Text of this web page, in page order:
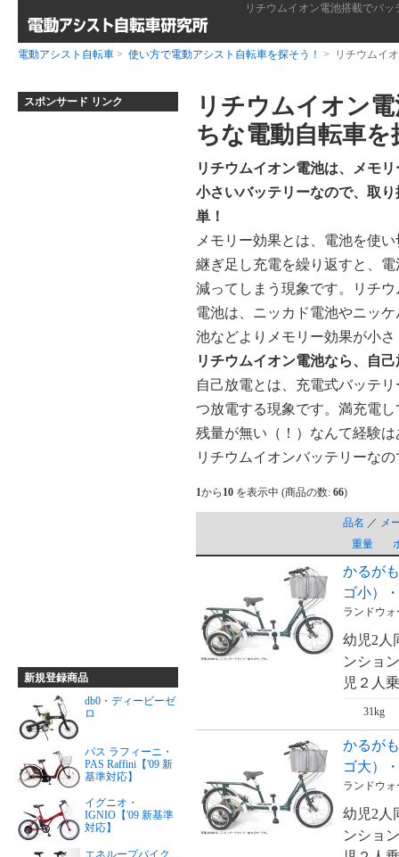
リチウムイオン電池搭載でバ
電動アシスト自転車 > 使い方で電動アシスト自転車を探そう！ > リチウムイ
スポンサード リンク
新規登録商品
db0・ディービーゼ
ロ
パス ラフィーニ・
PAS Raffini【'09 新
基準対応】
イグニオ・
IGNIO【'09 新基準
対応】
エネループバイク
リチウムイオン
ちな電動自転車を
リチウムイオン電池は、メモ
小さいバッテリーなので、取り
単！
メモリー効果とは、電池を使
継ぎ足し充電を繰り返すと、電
減ってしまう現象です。リチウ
電池は、ニッカド電池やニッ
池などよりメモリー効果が小
リチウムイオン電池なら、自
自己放電とは、充電式バッテ
つ放電する現象です。満充電
残量が無い（！）なんて経験
リチウムイオンバッテリーなの
1から 10 を表示中 (商品の数: 66)
品名 ／ メ
重量
かるが
ゴ小）
ランドウ
幼児2人
ンショ
児２人
31kg
かるが
ゴ大）
ランドウ
幼児2人
ンショ